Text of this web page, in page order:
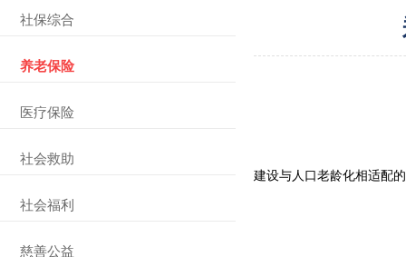
社保综合
养老保险
医疗保险
社会救助
社会福利
慈善公益
建设与人口老龄化相适配